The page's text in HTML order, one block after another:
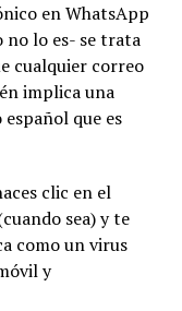
en WhatsApp
no lo es- se trata
cualquier correo
implica una
que es
clic en el
sea) y te
como un virus
y